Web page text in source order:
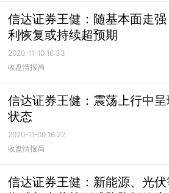
信达证券王健：随基本面走
利恢复或持续超预期
2020-11-10 16:33
收盘情报局
信达证券王健：震荡上行中
状态
2020-11-09 16:22
收盘情报局
信达证券王健：新能源、光